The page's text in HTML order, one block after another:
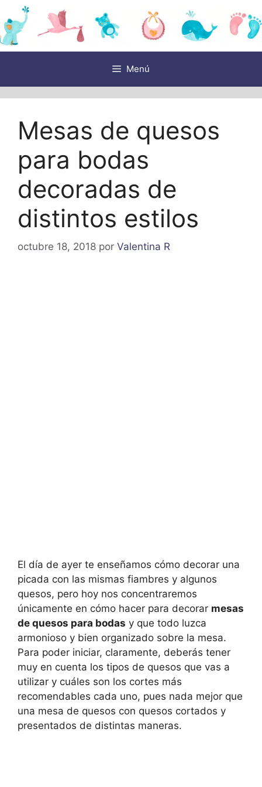
Saltar
al
contenido
Menú
Mesas de quesos
para bodas
decoradas de
distintos estilos
octubre 18, 2018 por Valentina R
El día de ayer te enseñamos cómo decorar una
picada con las mismas fiambres y algunos
quesos, pero hoy nos concentraremos
únicamente en cómo hacer para decorar mesas
de quesos para bodas y que todo luzca
armonioso y bien organizado sobre la mesa.
Para poder iniciar, claramente, deberás tener
muy en cuenta los tipos de quesos que vas a
utilizar y cuáles son los cortes más
recomendables cada uno, pues nada mejor que
una mesa de quesos con quesos cortados y
presentados de distintas maneras.